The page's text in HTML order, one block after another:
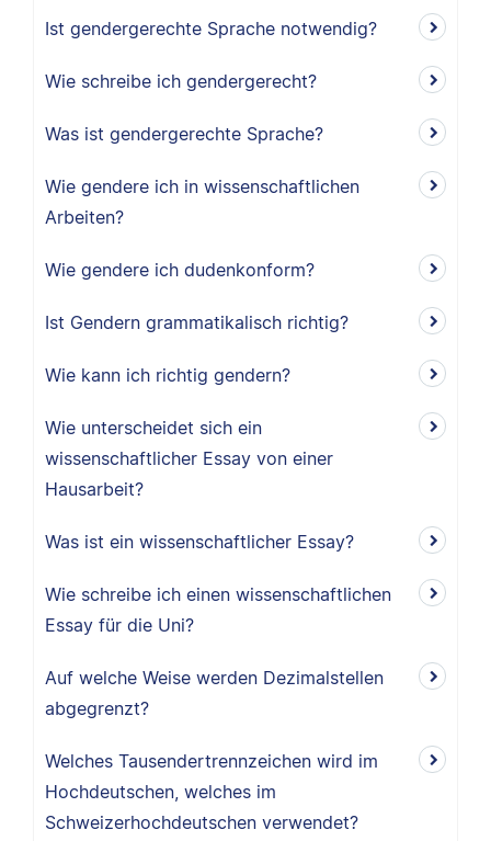
Ist gendergerechte Sprache notwendig?
Wie schreibe ich gendergerecht?
Was ist gendergerechte Sprache?
Wie gendere ich in wissenschaftlichen
Arbeiten?
Wie gendere ich dudenkonform?
Ist Gendern grammatikalisch richtig?
Wie kann ich richtig gendern?
Wie unterscheidet sich ein
wissenschaftlicher Essay von einer
Hausarbeit?
Was ist ein wissenschaftlicher Essay?
Wie schreibe ich einen wissenschaftlichen
Essay für die Uni?
Auf welche Weise werden Dezimalstellen
abgegrenzt?
Welches Tausendertrennzeichen wird im
Hochdeutschen, welches im
Schweizerhochdeutschen verwendet?